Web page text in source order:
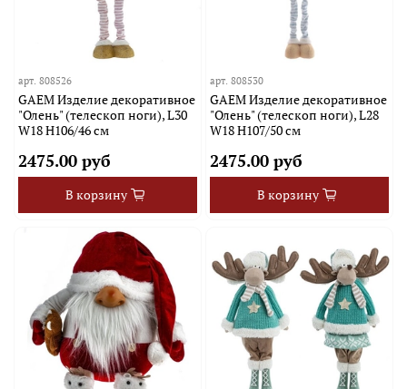
арт.808526
GAEM Изделие декоративное
"Олень" (телескоп ноги), L30
W18 H106/46 см
2475.00 руб
В корзину
арт. 808530
GAEM Изделие декоративное
"Олень" (телескоп ноги), L28
W18 H107/50 см
2475.00 руб
В корзину